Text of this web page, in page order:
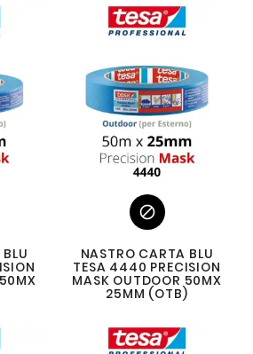

NASTRO CARTA BLU
TESA 4440 PRECISION
MASK OUTDOOR 50MX
25MM (OTB)